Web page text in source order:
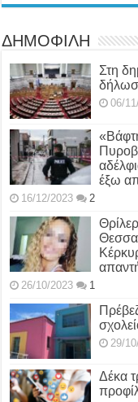
ΔΗΜΟΦΙΛΗ
Στη
06/
έξω
16/12/2023 2
26/10/2023 1
29/
Δέκα